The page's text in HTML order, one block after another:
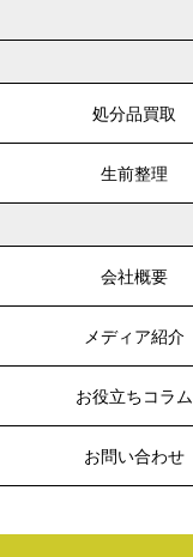
処分品買取
生前整理
会社概要
メディア紹介
お役立ちコラム
お問い合わせ